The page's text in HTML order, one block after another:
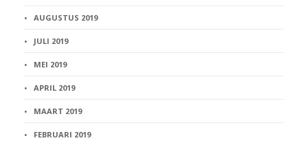
AUGUSTUS 2019
JULI 2019
MEI 2019
APRIL 2019
MAART 2019
FEBRUARI 2019